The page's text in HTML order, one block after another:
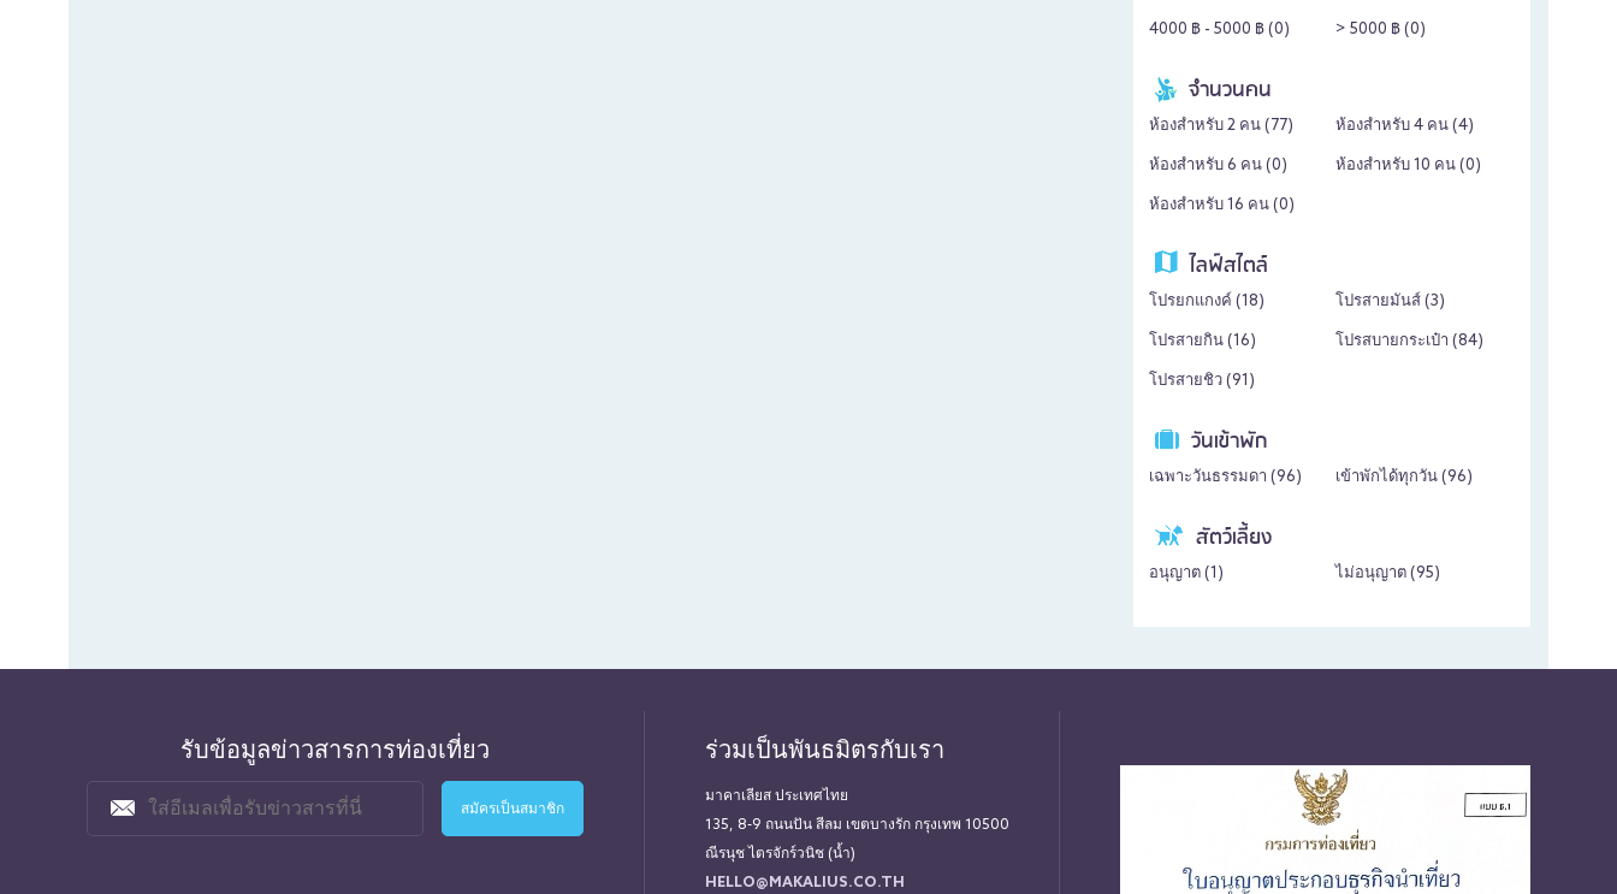
4000 ฿ - 5000 ฿ (0) > 5000 ฿ (0)
จำนวนคน
ห้องสำหรับ 2 คน ( 77) ห้องสำหรับ 4 คน (4)
ห้องสำหรับ 6 คน (0) ห้องสำหรับ 10 คน (0)
ห้องสำหรับ 16 คน (0)
ไลฟ์สไตล์
โปรยกแกงค์ (18) โปรสายมันส์ (3)
โปรสายกิน (16) โปรสบายกระเป๋า (84)
โปรสายชิว ( 91 )
วันเข้าพัก
เฉพาะวันธรรมดา ( 96) เข้าพักได้ทุกวัน ( 96)
สัตว์เลี้ยง
อนุญาต (1 ) ไม่อนุญาต ( 95)
รับข้อมูลข่าวสารการท่องเที่ยว ร่วมเป็นพันธมิตรกับเรา
มาคาเลียส ประเทศไทย
135, 8-9 ถนนปัน สีลม เขตบางรัก กรุงเทพ 10500
ณีรนุช ไตรจักร์วนิช (น้ำ)
HELLO@MAKALIUS.CO.TH